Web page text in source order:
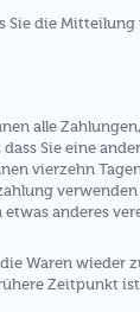
Sie die
alle
Sie eine
vierzehn
anderes
Waren wieder
Zeitpunkt ist.